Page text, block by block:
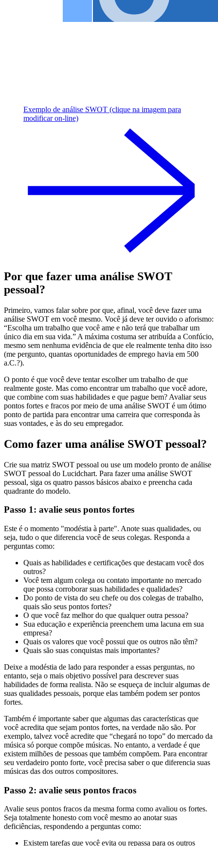
Exemplo de análise SWOT (clique na imagem para
modificar on-line)
Por que fazer uma análise SWOT
pessoal?
Primeiro, vamos falar sobre por que, afinal, você deve fazer uma
análise SWOT em você mesmo. Você já deve ter ouvido o aforismo:
“Escolha um trabalho que você ame e não terá que trabalhar um
único dia em sua vida.” A máxima costuma ser atribuída a Confúcio,
mesmo sem nenhuma evidência de que ele realmente tenha dito isso
(me pergunto, quantas oportunidades de emprego havia em 500
a.C.?).
O ponto é que você deve tentar escolher um trabalho de que
realmente goste. Mas como encontrar um trabalho que você adore,
que combine com suas habilidades e que pague bem? Avaliar seus
pontos fortes e fracos por meio de uma análise SWOT é um ótimo
ponto de partida para encontrar uma carreira que corresponda às
suas vontades, e às do seu empregador.
Como fazer uma análise SWOT pessoal?
Crie sua matriz SWOT pessoal ou use um modelo pronto de análise
SWOT pessoal do Lucidchart. Para fazer uma análise SWOT
pessoal, siga os quatro passos básicos abaixo e preencha cada
quadrante do modelo.
Passo 1: avalie seus pontos fortes
Este é o momento "modéstia à parte". Anote suas qualidades, ou
seja, tudo o que diferencia você de seus colegas. Responda a
perguntas como:
Quais as habilidades e certificações que destacam você dos
outros?
Você tem algum colega ou contato importante no mercado
que possa corroborar suas habilidades e qualidades?
Do ponto de vista do seu chefe ou dos colegas de trabalho,
quais são seus pontos fortes?
O que você faz melhor do que qualquer outra pessoa?
Sua educação e experiência preenchem uma lacuna em sua
empresa?
Quais os valores que você possui que os outros não têm?
Quais são suas conquistas mais importantes?
Deixe a modéstia de lado para responder a essas perguntas, no
entanto, seja o mais objetivo possível para descrever suas
habilidades de forma realista. Não se esqueça de incluir algumas de
suas qualidades pessoais, porque elas também podem ser pontos
fortes.
Também é importante saber que algumas das características que
você acredita que sejam pontos fortes, na verdade não são. Por
exemplo, talvez você acredite que “chegará no topo” do mercado da
música só porque compõe músicas. No entanto, a verdade é que
existem milhões de pessoas que também compõem. Para encontrar
seu verdadeiro ponto forte, você precisa saber o que diferencia suas
músicas das dos outros compositores.
Passo 2: avalie seus pontos fracos
Avalie seus pontos fracos da mesma forma como avaliou os fortes.
Seja totalmente honesto com você mesmo ao anotar suas
deficiências, respondendo a perguntas como:
Existem tarefas que você evita ou repassa para os outros